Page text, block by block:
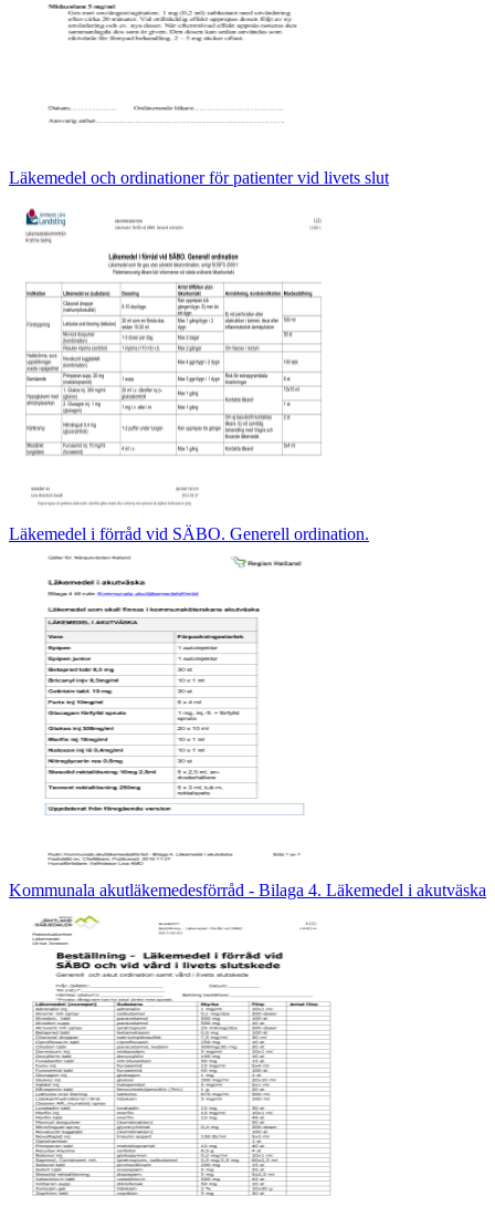
Läkemedel och ordinationer för patienter vid livets slut
Läkemedel i förråd vid SÄBO. Generell ordination.
Kommunala akutläkemedesförråd - Bilaga 4. Läkemedel i akutväska